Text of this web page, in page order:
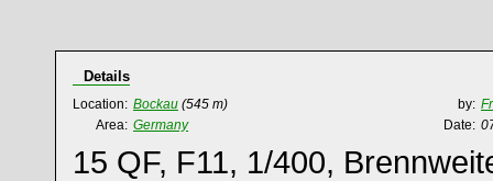
Details
Location: Bockau (545 m) by:
Area: Germany Date:
15 QF, F11, 1/400,